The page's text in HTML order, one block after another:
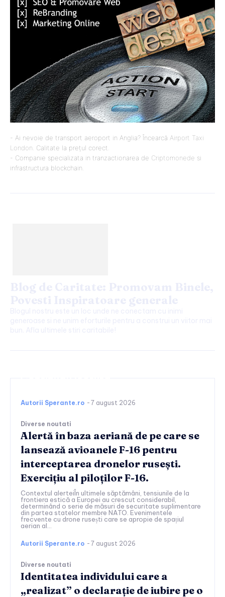
- Ai nevoie de transport aeroport in Anglia? Încearcă Airport Taxi
London . Calitate la prețul corect.
- Companie specializata in tranzactionarea de Criptomonede si
infrastructura blockchain.
Autorii Sperante.ro - 7 august 2026
Diverse noutati
Alertă în baza aeriană de pe care se
lansează avioanele F-16 pentru
interceptarea dronelor rusești.
Exercițiu al piloților F-16.
Contextul alerteiÎn ultimele săptămâni, tensiunile de la
frontiera estică a Europei au crescut considerabil,
determinând o serie de măsuri de securitate suplimentare
din partea statelor membre NATO. Evenimentele
frecvente cu drone rusești care se apropie de spațiul
aerian al...
Autorii Sperante.ro - 7 august 2026
Diverse noutati
Identitatea individului care a
„realizat” o declarație de iubire pe o